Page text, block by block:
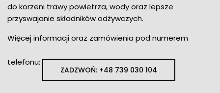
do korzeni trawy powietrza, wody oraz lepsze
przyswajanie składników odżywczych.
Więcej informacji oraz zamówienia pod numerem
telefonu:
ZADZWOŃ: +48 739 030 104